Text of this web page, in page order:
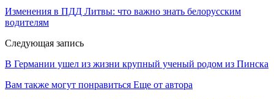
Изменения в ПДД Литвы: что важно знать белорусским
водителям
Следующая запись
В Германии ушел из жизни крупный ученый родом из Пинска
Вам также могут понравиться Еще от автора